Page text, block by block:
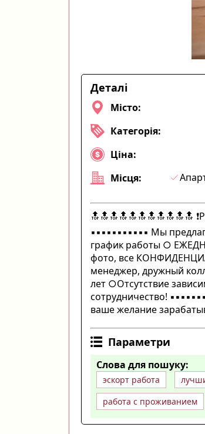
Деталі
Місто:
Категорія:
Ціна:
Місця:
🔝🔝🔝🔝🔝🔝🔝🔝🔝🔝🔝
▪️▪️▪️▪️▪️▪️▪️▪️▪️▪️▪️ Мы
график работы ○
фото, все
менеджер, дружный
лет ○Отсутствие
сотрудничество!
ваше желание
Параметри
Слова для пошуку:
эскорт работа
работа с проживанием